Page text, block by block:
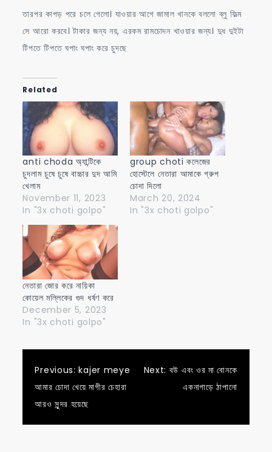
তারপর কাপড় পরে চলে গেলো। যাওয়ার আগে জামাল খানকে বললো ব্লু ফিল্ম
সে আরো করবে। টাকার জন্য নয়, এরকম রামচোদন খাওয়ার জন্য। দুধ দুইটা
টিপতে টিপতে ঘপাং ঘপাং করে চুদছে
Related
anti choda অ্যান্টিকে
চুদলাম চুষে চুষে বাচ্চার দুদ আমি
খেলাম
November 11, 2023
In "3x choti golpo"
group choti কলেজের
হোস্টেলে নেতারা আমাকে গ্রুপ
চোদা দিলো
March 20, 2024
In "3x choti golpo"
নেতারা জোর করে নায়িকা
কোয়েল মল্লিকের গুদ ধর্ষণ করে
December 5, 2023
In "3x choti golpo"
Post
navigation
Previous: kajer meye
আমার চোদা খেয়ে মাগীর চেহারা
আরও সুন্দর হয়েছে
Next: বউ এবং ওর মা বোনকে
একনাগাড়ে ঠাপানো